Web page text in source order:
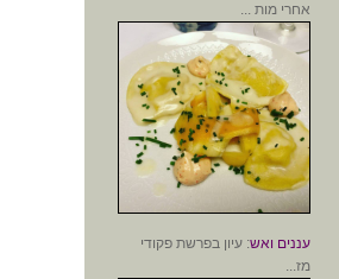
אחרי מות ...
עננים ואש: עיון בפרשת פקודי
מז...